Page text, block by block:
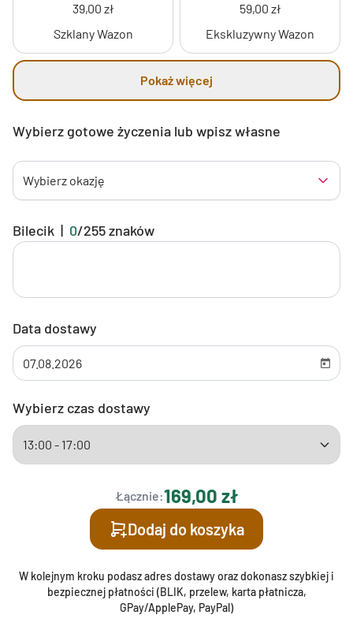
39,00 zł
Szklany Wazon
59,00 zł
Ekskluzywny Wazon
Pokaż więcej
Wybierz gotowe życzenia lub wpisz własne
Wybierz okazję
Bilecik | 0/255znaków
Data dostawy
Wybierz czas dostawy
Łącznie:169,00 zł
Dodaj do koszyka
W kolejnym kroku podasz adres dostawy oraz dokonasz szybkiej i
bezpiecznej płatności (BLIK, przelew, karta płatnicza,
GPay/ApplePay, PayPal)